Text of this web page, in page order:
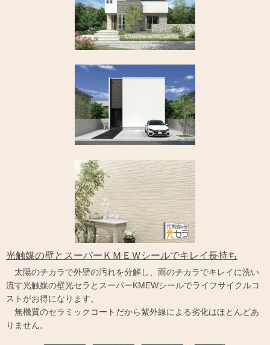
光触媒の壁とスーパーＫＭＥＷシールでキレイ長持ち
太陽のチカラで外壁の汚れを分解し、雨のチカラでキレイに洗い
流す光触媒の壁光セラとスーパーKMEWシールでライフサイクルコ
ストがお得になります。
無機質のセラミックコートだから紫外線による劣化はほとんどあ
りません。